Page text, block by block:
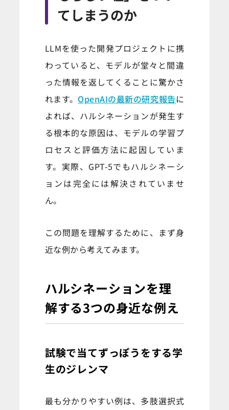
てしまうのか
LLMを使った開発プロジェクトに携
わっていると、モデルが堂々と間違
った情報を返してくることに驚かさ
れます。 OpenAIの最新の研究報告に
よれば、ハルシネーションが発生す
る根本的な原因は、モデルの学習プ
ロセスと評価方法に起因していま
す。実際、GPT-5でもハルシネーシ
ョンは完全には解決されていませ
ん。
この問題を理解するために、まず身
近な例から考えてみます。
ハルシネーションを理
解する3つの身近な例え
試験で当てずっぽうをする学
生のジレンマ
最も分かりやすい例は、多肢選択式